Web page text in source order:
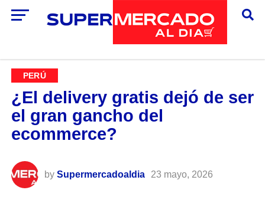
PERÚ
¿El delivery gratis dejó de ser
el gran gancho del
ecommerce?
by Supermercadoaldia 23 mayo, 2026